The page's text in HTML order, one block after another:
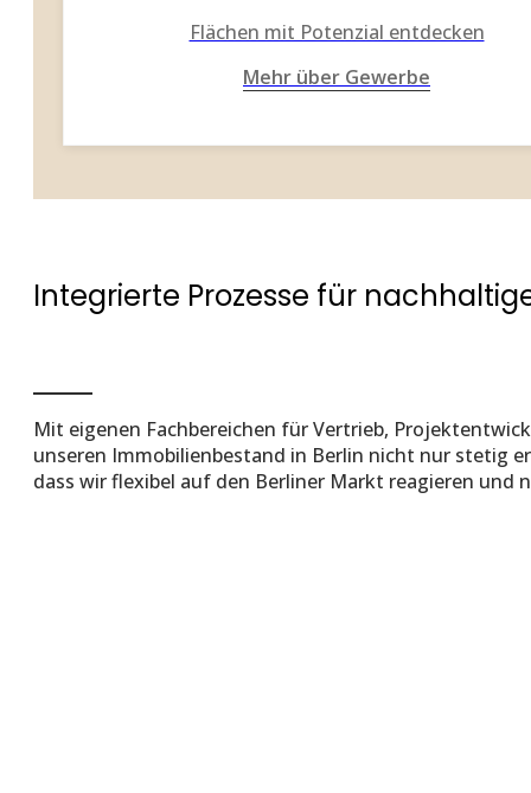
Flächen mit Potenzial entdecken
Mehr über Gewerbe
Integrierte Prozesse für
Mit eigenen Fachbereichen fürVertrieb,
unseren Immobilienbestand in Berlin nicht nur stetig
dass wir flexibel auf den Berliner Markt reagieren und